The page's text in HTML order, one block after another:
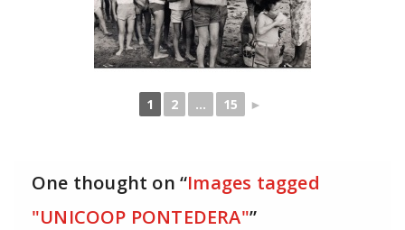
1 2 ... 15 ►
One thought on “Images tagged
"UNICOOP PONTEDERA"”